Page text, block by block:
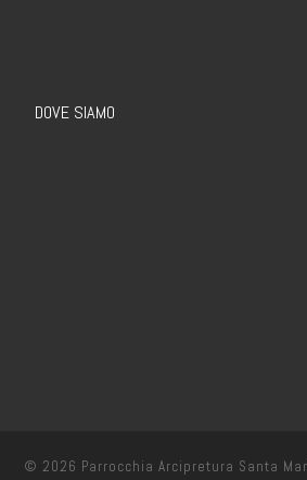
DOVE SIAMO
© 2026 Parrocchia Arcipretura Santa